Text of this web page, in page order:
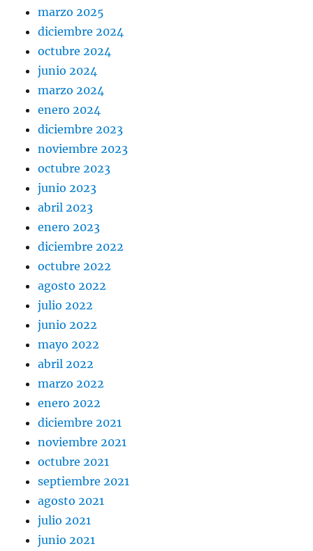
marzo 2025
diciembre 2024
octubre 2024
junio 2024
marzo 2024
enero 2024
diciembre 2023
noviembre 2023
octubre 2023
junio 2023
abril 2023
enero 2023
diciembre 2022
octubre 2022
agosto 2022
julio 2022
junio 2022
mayo 2022
abril 2022
marzo 2022
enero 2022
diciembre 2021
noviembre 2021
octubre 2021
septiembre 2021
agosto 2021
julio 2021
junio 2021